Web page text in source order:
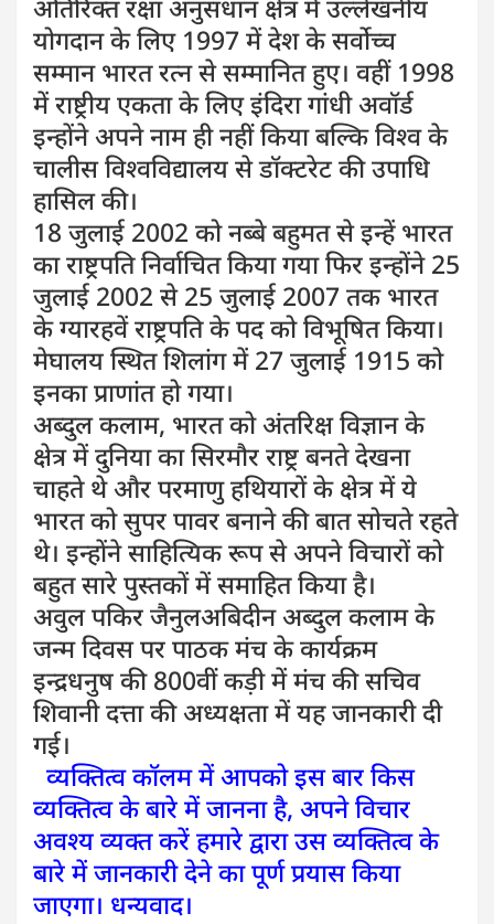
अतिरिक्त रक्षा अनुसंधान क्षेत्र में उल्लेखनीय
योगदान के लिए 1997 में देश के सर्वोच्च
सम्मान भारत रत्न से सम्मानित हुए। वहीं 1998
में राष्ट्रीय एकता के लिए इंदिरा गांधी अवॉर्ड
इन्होंने अपने नाम ही नहीं किया बल्कि विश्व के
चालीस विश्वविद्यालय से डॉक्टरेट की उपाधि
हासिल की।
18 जुलाई 2002 को नब्बे बहुमत से इन्हें भारत
का राष्ट्रपति निर्वाचित किया गया फिर इन्होंने 25
जुलाई 2002 से 25 जुलाई 2007 तक भारत
के ग्यारहवें राष्ट्रपति के पद को विभूषित किया।
मेघालय स्थित शिलांग में 27 जुलाई 1915 को
इनका प्राणांत हो गया।
अब्दुल कलाम, भारत को अंतरिक्ष विज्ञान के
क्षेत्र में दुनिया का सिरमौर राष्ट्र बनते देखना
चाहते थे और परमाणु हथियारों के क्षेत्र में ये
भारत को सुपर पावर बनाने की बात सोचते रहते
थे। इन्होंने साहित्यिक रूप से अपने विचारों को
बहुत सारे पुस्तकों में समाहित किया है।
अवुल पकिर जैनुलअबिदीन अब्दुल कलाम के
जन्म दिवस पर पाठक मंच के कार्यक्रम
इन्द्रधनुष की 800वीं कड़ी में मंच की सचिव
शिवानी दत्ता की अध्यक्षता में यह जानकारी दी
गई।
व्यक्तित्व कॉलम में आपको इस बार किस
व्यक्तित्व के बारे में जानना है, अपने विचार
अवश्य व्यक्त करें हमारे द्वारा उस व्यक्तित्व के
बारे में जानकारी देने का पूर्ण प्रयास किया
जाएगा। धन्यवाद।